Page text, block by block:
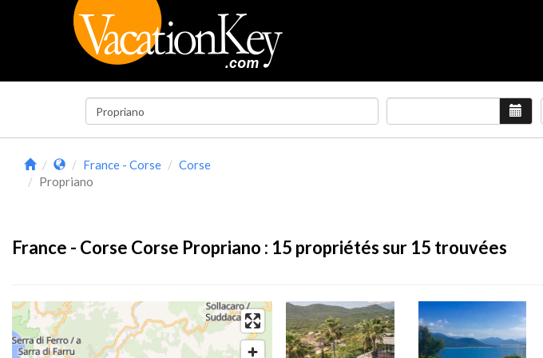
France - Corse
Corse
Propriano
France - Corse Corse Propriano : 15 propriétés sur 15 trouvées